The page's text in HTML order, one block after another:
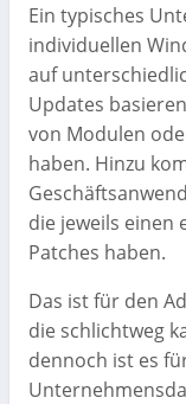
Ein typisches
individuellen
auf
Updates
von Modulen
haben. Hinzu
die jeweils einen
Patches haben.
Das ist für den
die schlichtweg
dennoch ist es